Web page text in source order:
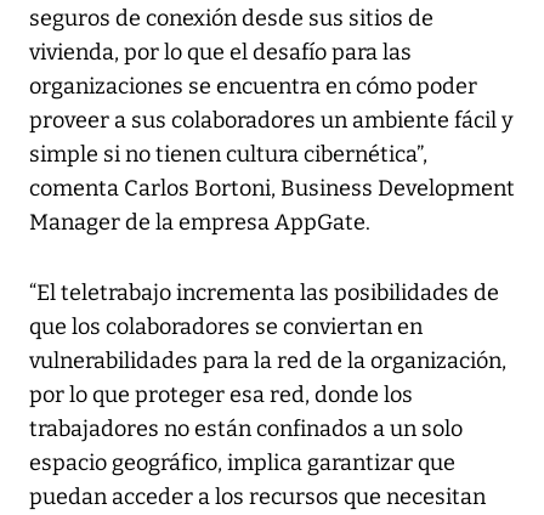
seguros de conexión desde sus sitios de
vivienda, por lo que el desafío para las
organizaciones se encuentra en cómo poder
proveer a sus colaboradores un ambiente fácil y
simple si no tienen cultura cibernética”,
comenta Carlos Bortoni, Business Development
Manager de la empresa AppGate.
“El teletrabajo incrementa las posibilidades de
que los colaboradores se conviertan en
vulnerabilidades para la red de la organización,
por lo que proteger esa red, donde los
trabajadores no están confinados a un solo
espacio geográfico, implica garantizar que
puedan acceder a los recursos que necesitan